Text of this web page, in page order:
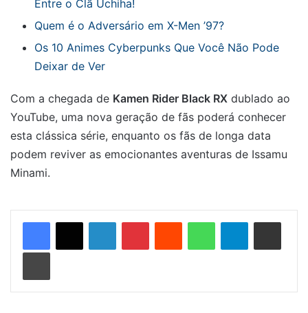
Entre o Clã Uchiha!
Quem é o Adversário em X-Men ’97?
Os 10 Animes Cyberpunks Que Você Não Pode
Deixar de Ver
Com a chegada de Kamen Rider Black RX dublado ao
YouTube, uma nova geração de fãs poderá conhecer
esta clássica série, enquanto os fãs de longa data
podem reviver as emocionantes aventuras de Issamu
Minami.
LinkedinPinterestReddit WhatsAppTelegramCompartilhar via e-mail
Imprimir